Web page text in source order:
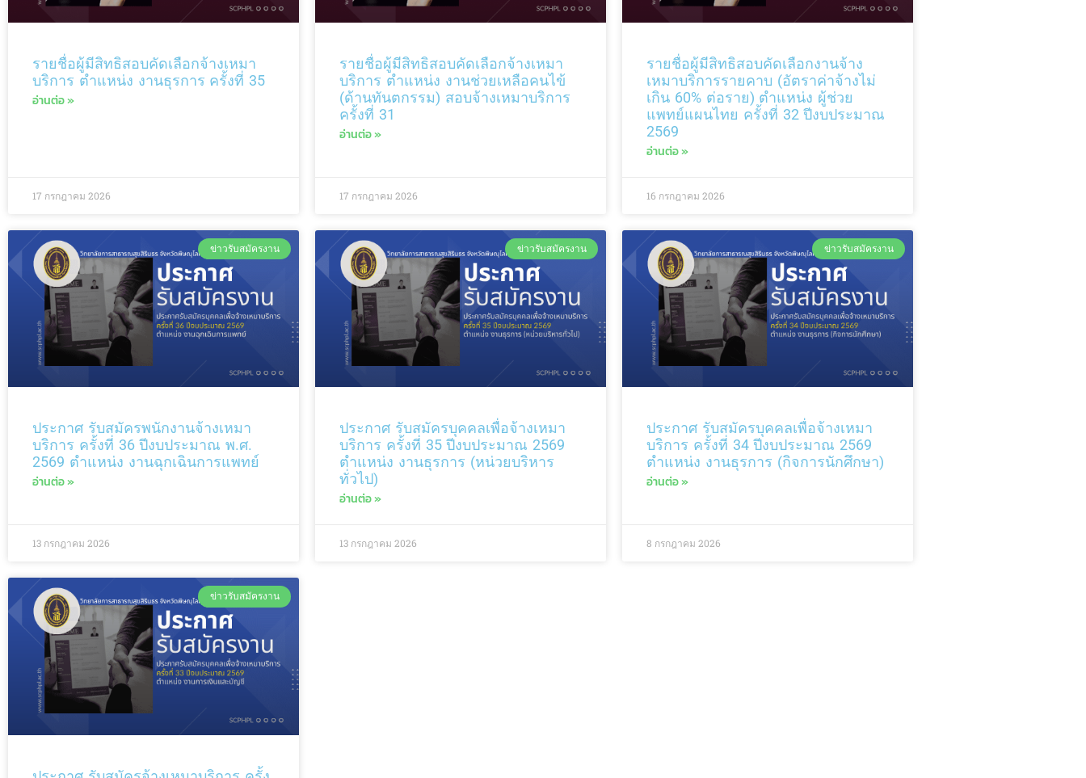
รายชื่อผู้มีสิทธิสอบคัดเลือกจ้างเหมา
บริการ ตำแหน่ง งานธุรการ ครั้งที่ 35
อ่านต่อ »
17 กรกฎาคม 2026
รายชื่อผู้มีสิทธิสอบคัดเลือกจ้างเหมา
บริการ ตำแหน่ง งานช่วยเหลือคนไข้
(ด้านทันตกรรม) สอบจ้างเหมาบริการ
ครั้งที่ 31
อ่านต่อ »
17 กรกฎาคม 2026
รายชื่อผู้มีสิทธิสอบคัดเลือกงานจ้าง
เหมาบริการรายคาบ (อัตราค่าจ้างไม่
เกิน 60% ต่อราย) ตำแหน่ง ผู้ช่วย
แพทย์แผนไทย ครั้งที่ 32 ปีงบประมาณ
2569
อ่านต่อ »
16 กรกฎาคม 2026
ข่าวรับสมัครงาน
ประกาศ รับสมัครพนักงานจ้างเหมา
บริการ ครั้งที่ 36 ปีงบประมาณ พ.ศ.
2569 ตำแหน่ง งานฉุกเฉินการแพทย์
อ่านต่อ »
13 กรกฎาคม 2026
ข่าวรับสมัครงาน
ประกาศ รับสมัครบุคคลเพื่อจ้างเหมา
บริการ ครั้งที่ 35 ปีงบประมาณ 2569
ตำแหน่ง งานธุรการ (หน่วยบริหาร
ทั่วไป)
อ่านต่อ »
13 กรกฎาคม 2026
ข่าวรับสมัครงาน
ประกาศ รับสมัครบุคคลเพื่อจ้างเหมา
บริการ ครั้งที่ 34 ปีงบประมาณ 2569
ตำแหน่ง งานธุรการ (กิจการนักศึกษา)
อ่านต่อ »
8 กรกฎาคม 2026
ข่าวรับสมัครงาน